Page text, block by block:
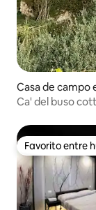
Casa de campo
Ca' del buso
Favorito entre
Favorito entre